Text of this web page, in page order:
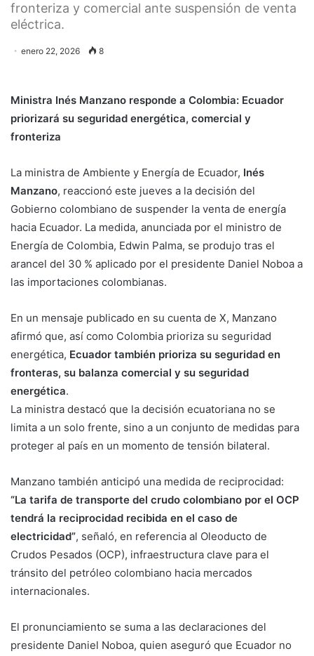
fronteriza y comercial ante suspensión de venta
eléctrica.
enero 22, 2026 8
Ministra Inés Manzano responde a Colombia: Ecuador
priorizará su seguridad energética, comercial y
fronteriza
La ministra de Ambiente y Energía de Ecuador, Inés
Manzano, reaccionó este jueves a la decisión del
Gobierno colombiano de suspender la venta de energía
hacia Ecuador. La medida, anunciada por el ministro de
Energía de Colombia, Edwin Palma, se produjo tras el
arancel del 30 % aplicado por el presidente Daniel Noboa a
las importaciones colombianas.
En un mensaje publicado en su cuenta de X, Manzano
afirmó que, así como Colombia prioriza su seguridad
energética, Ecuador también prioriza su seguridad en
fronteras, su balanza comercial y su seguridad
energética.
La ministra destacó que la decisión ecuatoriana no se
limita a un solo frente, sino a un conjunto de medidas para
proteger al país en un momento de tensión bilateral.
Manzano también anticipó una medida de reciprocidad:
“La tarifa de transporte del crudo colombiano por el OCP
tendrá la reciprocidad recibida en el caso de
electricidad”, señaló, en referencia al Oleoducto de
Crudos Pesados (OCP), infraestructura clave para el
tránsito del petróleo colombiano hacia mercados
internacionales.
El pronunciamiento se suma a las declaraciones del
presidente Daniel Noboa, quien aseguró que Ecuador no